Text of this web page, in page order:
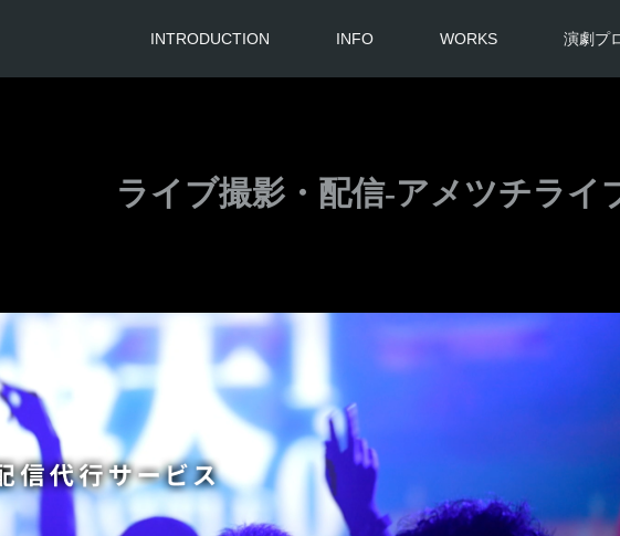
INTRODUCTION INFO WORKS 演劇プ
ライブ撮影・配信-アメツチライ